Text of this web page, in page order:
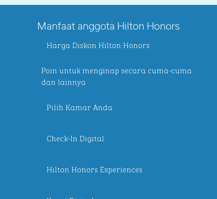
Manfaat anggota Hilton Honors
Harga Diskon Hilton Honors
Poin untuk menginap secara cuma-cuma
dan lainnya
Pilih Kamar Anda
Check-In Digital
Hilton Honors Experiences